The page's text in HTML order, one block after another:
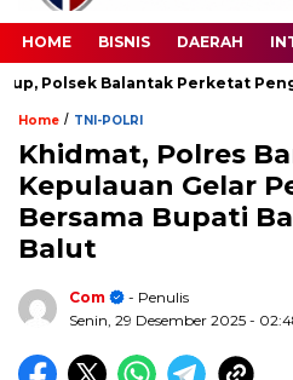
HOME BISNIS DAERAH
Balantak Perketat
Home / TNI-POLRI
Khidmat, Polres
Kepulauan Gelar
Bersama Bupati
Balut
Com
- Penulis
Senin, 29 Desember 2025 -